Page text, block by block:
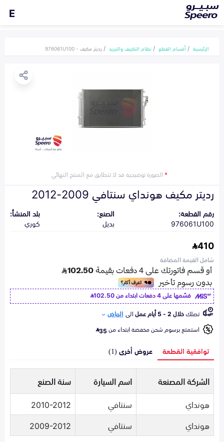
E
الرئيسية أقسام القطع نظام التكييف والتبريد رديتر مكيف - 976061U100
*الصورة توضيحية قد لا تتطابق مع المنتج النهائي
رديتر مكيف هونداي سنتافي 2009-2012
رقم القطعة:
976061U100
الصنع:
بديل
بلد المنشأ:
كوري
410
شامل القيمة المضافة
قسّمها على 4 دفعات ابتداء من
102.50
تصلكخلال 2 - 5 أيام عمل الى الرياض
استمتع برسوم شحن مخفضة ابتداء من35
توافقية القطعة عروض أخرى (1)
الشركة المصنعة اسم السيارة
سنة الصنع
هونداي
سنتافي
2010-2012
هونداي
سنتافي 2009-2012